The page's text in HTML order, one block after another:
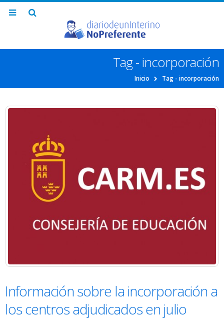
Tag - incorporación
Inicio Tag - incorporación
Información sobre la incorporación a
los centros adjudicados en julio